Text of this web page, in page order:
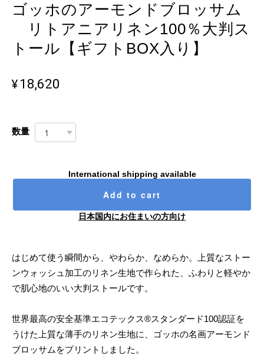
ゴッホのアーモンドブロッサム
リトアニアリネン100％大判ス
トール【ギフトBOX入り】
¥18,620
数量
International shipping available
Add to cart
日本国内にお住まいの方向け
はじめて使う瞬間から、やわらか、なめらか。上質なストー
ンウォッシュ加工のリネン生地で作られた、ふわりと軽やか
で肌心地のいい大判ストールです。
世界最高の安全基準エコテックス®スタンダード100認証を
うけた上質な薄手のリネン生地に、ゴッホの名画アーモンド
ブロッサムをプリントしました。